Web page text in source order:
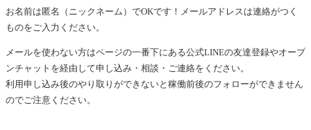
お名前は匿名（ニックネーム）でOKです！メールアドレスは連絡がつく
ものをご入力ください。
メールを使わない方はページの一番下にある公式LINEの友達登録やオープ
ンチャットを経由して申し込み・相談・ご連絡をください。
利用申し込み後のやり取りができないと稼働前後のフォローができません
のでご注意ください。